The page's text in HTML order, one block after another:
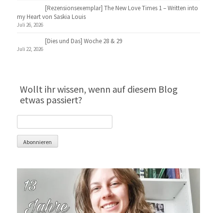
[Rezensionsexemplar] The New Love Times 1 – Written into
my Heart von Saskia Louis
Juli 26, 2026
[Dies und Das] Woche 28 & 29
Juli 22, 2026
Wollt ihr wissen, wenn auf diesem Blog
etwas passiert?